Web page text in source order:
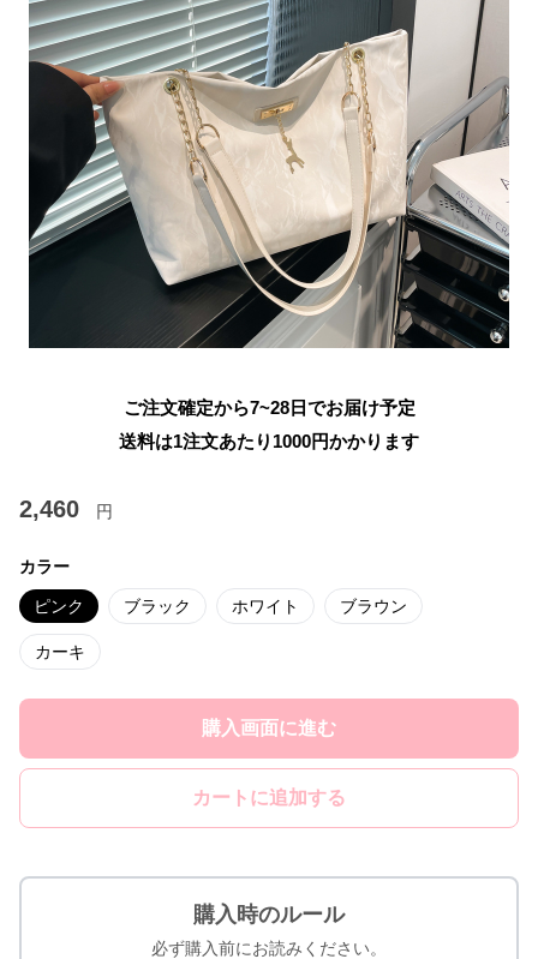
ご注文確定から7~28日でお届け予定
送料は1注文あたり 1000円かかります
2,460 円
カラー
ピンク ブラック ホワイト ブラウン
カーキ
購入画面に進む
カートに追加する
購入時のルール
必ず購入前にお読みください。